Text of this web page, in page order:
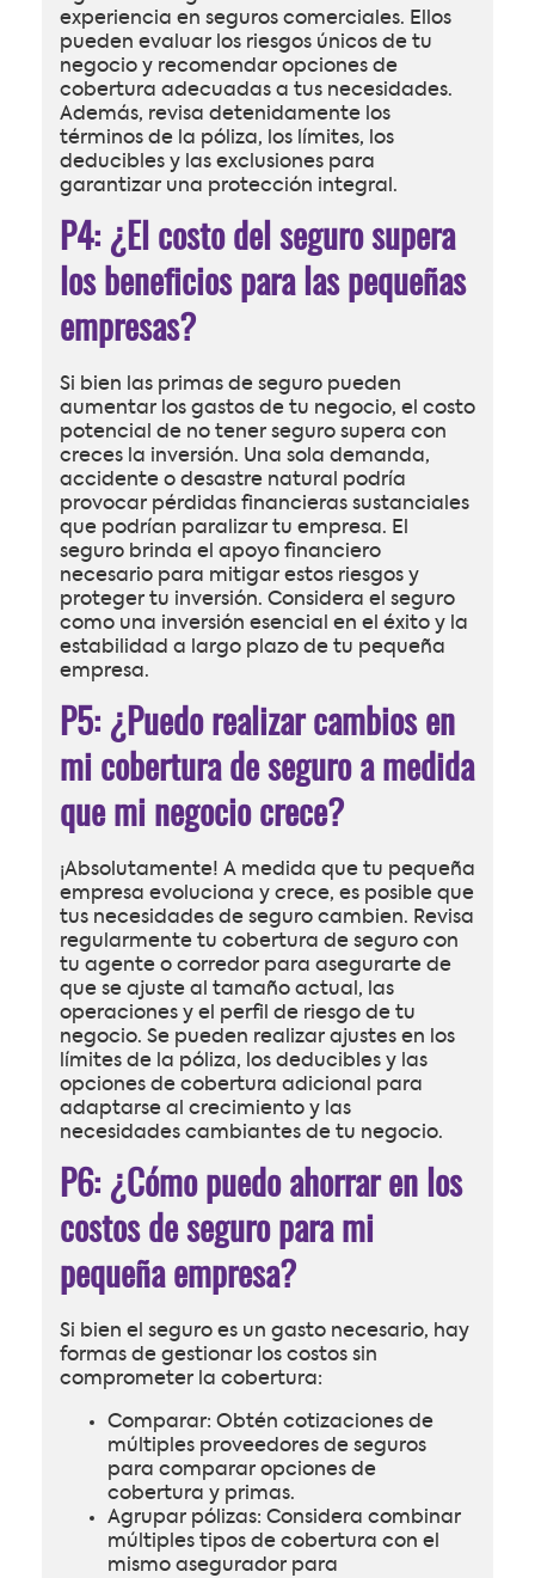
experiencia en seguros comerciales. Ellos
pueden evaluar los riesgos únicos de tu
negocio y recomendar opciones de
cobertura adecuadas a tus necesidades.
Además, revisa detenidamente los
términos de la póliza, los límites, los
deducibles y las exclusiones para
garantizar una protección integral.
P4: ¿El costo del seguro supera
los beneficios para las pequeñas
empresas?
Si bien las primas de seguro pueden
aumentar los gastos de tu negocio, el costo
potencial de no tener seguro supera con
creces la inversión. Una sola demanda,
accidente o desastre natural podría
provocar pérdidas financieras sustanciales
que podrían paralizar tu empresa. El
seguro brinda el apoyo financiero
necesario para mitigar estos riesgos y
proteger tu inversión. Considera el seguro
como una inversión esencial en el éxito y la
estabilidad a largo plazo de tu pequeña
empresa.
P5: ¿Puedo realizar cambios en
mi cobertura de seguro a medida
que mi negocio crece?
¡Absolutamente! A medida que tu pequeña
empresa evoluciona y crece, es posible que
tus necesidades de seguro cambien. Revisa
regularmente tu cobertura de seguro con
tu agente o corredor para asegurarte de
que se ajuste al tamaño actual, las
operaciones y el perfil de riesgo de tu
negocio. Se pueden realizar ajustes en los
límites de la póliza, los deducibles y las
opciones de cobertura adicional para
adaptarse al crecimiento y las
necesidades cambiantes de tu negocio.
P6: ¿Cómo puedo ahorrar en los
costos de seguro para mi
pequeña empresa?
Si bien el seguro es un gasto necesario, hay
formas de gestionar los costos sin
comprometer la cobertura:
Comparar: Obtén cotizaciones de
múltiples proveedores de seguros
para comparar opciones de
cobertura y primas.
Agrupar pólizas: Considera combinar
múltiples tipos de cobertura con el
mismo asegurador para